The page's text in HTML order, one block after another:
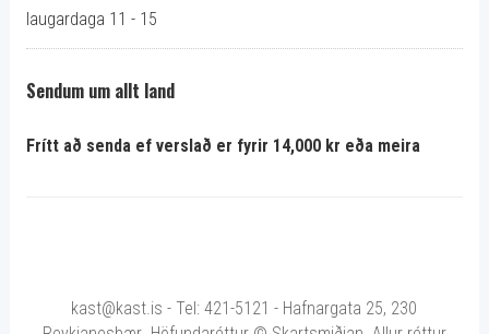
laugardaga 11 - 15
Sendum um allt land
Frítt að senda ef verslað er fyrir 14,000 kr eða meira
kast@kast.is - Tel: 421-5121 - Hafnargata 25, 230